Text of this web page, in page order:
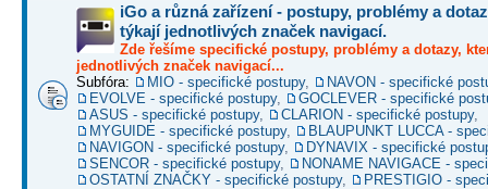
iGo a různá zařízení - postupy, problémy a
týkají jednotlivých značek navigací.
Zde řešíme specifické postupy, problémy a dotazy,
jednotlivých značek navigací...
Subfóra:
MIO - specifické postupy,
NAVON - specifické
EVOLVE - specifické postupy,
GOCLEVER - specifické
ASUS - specifické postupy, CLARION - specifické postupy,
MYGUIDE - specifické postupy,
BLAUPUNKT LUCCA -
NAVIGON - specifické postupy,
DYNAVIX - specifické
SENCOR - specifické postupy,
NONAME NAVIGACE -
OSTATNÍ ZNAČKY - specifické postupy, PRESTIGIO -